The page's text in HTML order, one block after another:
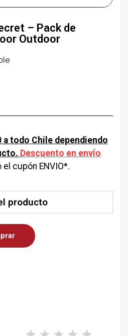
– Pack de
Outdoor
a todo Chile dependiendo
Descuento en envío
cupón ENVIO*.
producto